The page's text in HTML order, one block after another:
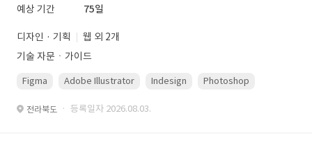
예상 기간
75일
디자인 · 기획
웹 외 2개
기술 자문ㆍ가이드
Figma Adobe Illustrator Indesign Photoshop
전라북도 · 등록일자 2026.08.03.